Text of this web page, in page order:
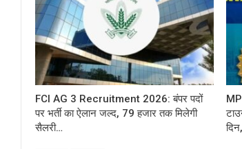
FCI AG 3 Recruitment 2026: बंपर पदों
पर भर्ती का ऐलान जल्द, 79 हजार तक मिलेगी
सैलरी…